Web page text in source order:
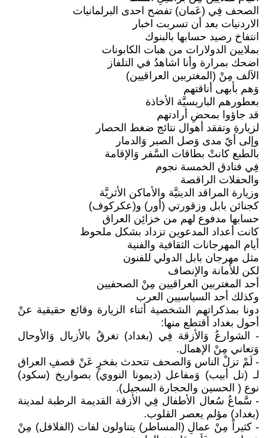
الصحف فِي (عَمان) تفضح احدى البرلمانيات
الاردنيات بعد أن تسربت اخبار
انتفاخ رصيد حسابها بالبنوك
بملايين الدولارات من هبات الكابونات
اضحك بمرارة وأنا اشاهدُ في التلفاز
الآلف مِنْ (المغتربين العراقيين)
وَهم بأبهى أناقتهم
بعطورهم الباريسيَّة الأخاذة
قد جاؤوا بمحضِ أرادتهم
لزيارةِ وتفقد أهوال نتائج ضغط الحصار
وإلى أيّ مدى وَصل الصبر وَالدمار
بالطبع كانتْ بطاقات السَّفر وَالإقامة
فِي فنادق الخمسة نجوم
والحفلات الراقصة
وزيارة المراقد الدينيَّة والأماكن الأثريَّة
كجنائن بابل وزقورتي (أور) و(عكركوف)
حسابها مدفوع لهم من خزائِن العراق
كانت أعداد المدعوين تزداد بشكل ملحوظ
أيام المهرجانات الثقافية والفنية
مثل مهرجان بابل الدولي للفنون
لكن للأمانة والإنصاف
أحد المغتربين العراقيين مِنْ الصحفيين
وكذلك أحد السياسيين العرب
دونا بمذكراتهم الشخصية أثناء الزيارة وقائع حقيقية عنْ
أحول بغداد أقتطع منها:
- الشوارعُ وَالأزقة فِي (بغداد) تغرقُ بالأزبال وَالأوحال
وَتعاني مِنْ الإهمال.
- لَمْ تزلْ الناس وَالصحف تتحدث بفخرٍ عَنْ قصفِ العراق
لـ (تل أبيب) وَمفاعل (ديمونا النووي) بصواريخ (سكود)
نوع ( الحسين والحجارة السجيل).
- سَّماعُ سُعال الأطفال فِي الأزقة القديمة الرطبة لمدينة
(بغداد) مؤلم يعصر القلوب.
- كثيراً مِنْ عمالِ (المساطر) يتناولون لفات (الفلافل) مِنْ